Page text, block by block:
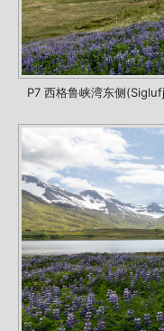
P7 西格鲁峡湾东侧